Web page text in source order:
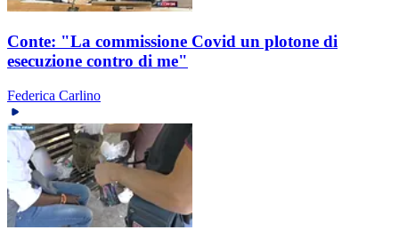
Conte: "La commissione Covid un plotone di
esecuzione contro di me"
Federica Carlino